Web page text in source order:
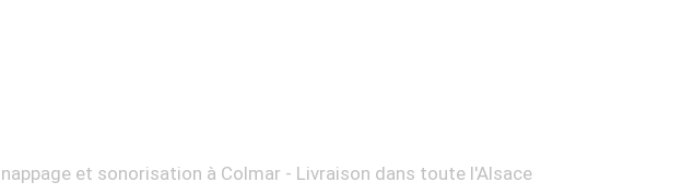
et sonorisation à Colmar - Livraison dans toute l'Alsace